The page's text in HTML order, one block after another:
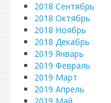
2018 Сентябрь
2018 Октябрь
2018 Ноябрь
2018 Декабрь
2019 Январь
2019 Февраль
2019 Март
2019 Апрель